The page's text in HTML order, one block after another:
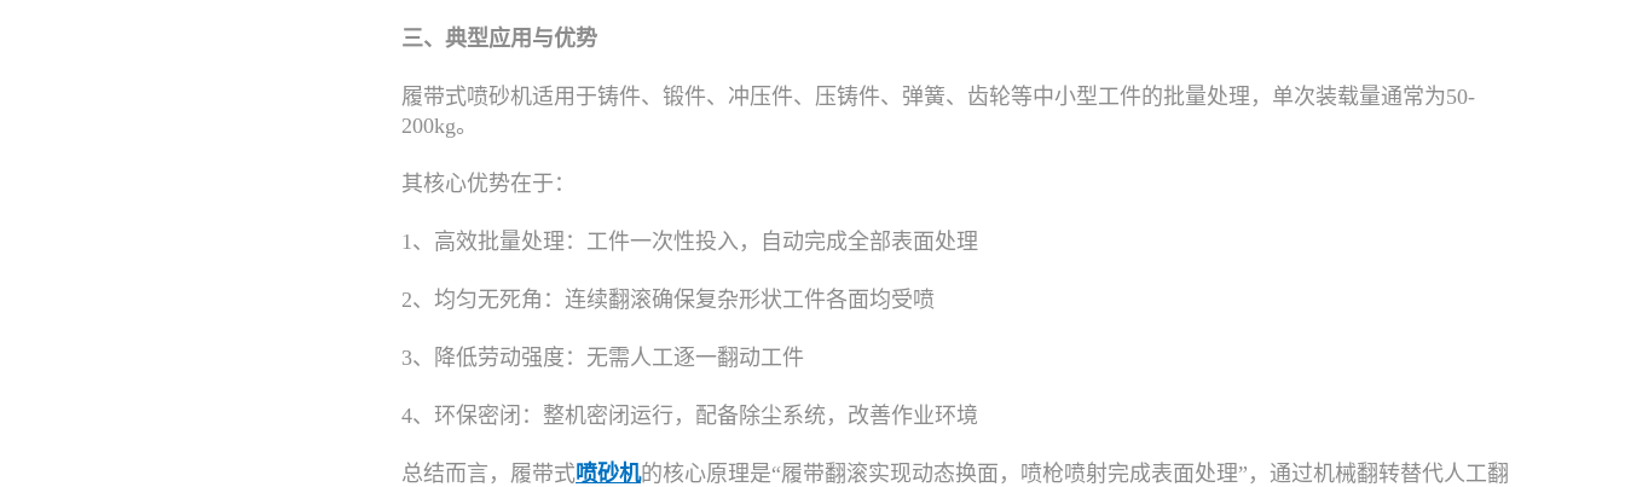
三、典型应用与优势
履带式喷砂机适用于铸件、锻件、冲压件、压铸件、弹簧、齿轮等中小型工件的批量处理，单次装载量通常为50-
200kg。
其核心优势在于：
1、高效批量处理：工件一次性投入，自动完成全部表面处理
2、均匀无死角：连续翻滚确保复杂形状工件各面均受喷
3、降低劳动强度：无需人工逐一翻动工件
4、环保密闭：整机密闭运行，配备除尘系统，改善作业环境
总结而言，履带式喷砂机的核心原理是“履带翻滚实现动态换面，喷枪喷射完成表面处理”，通过机械翻转替代人工翻